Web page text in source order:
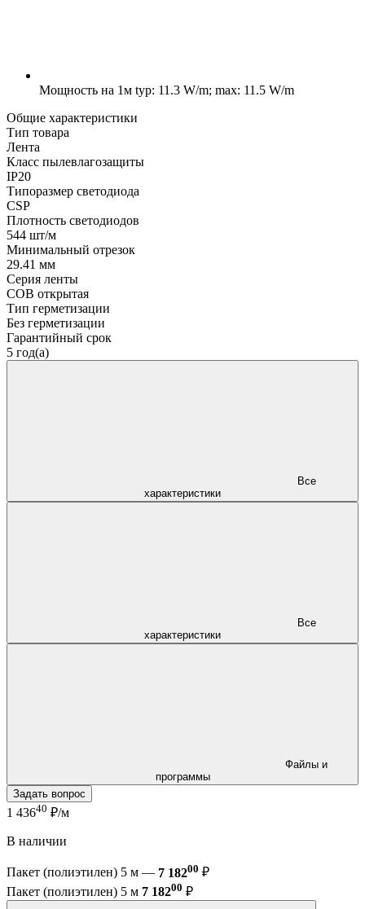
Мощность на 1м typ: 11.3 W/m; max: 11.5 W/m
Общие характеристики
Тип товара
Лента
Класс пылевлагозащиты
IP20
Типоразмер светодиода
CSP
Плотность светодиодов
544 шт/м
Минимальный отрезок
29.41 мм
Серия ленты
COB открытая
Тип герметизации
Без герметизации
Гарантийный срок
5 год(а)
характеристики
характеристики
программы
Задать вопрос
1 43640 ₽/м
В наличии
Пакет (полиэтилен) 5 м — 7 18200 ₽
Пакет (полиэтилен) 5 м 7 18200 ₽